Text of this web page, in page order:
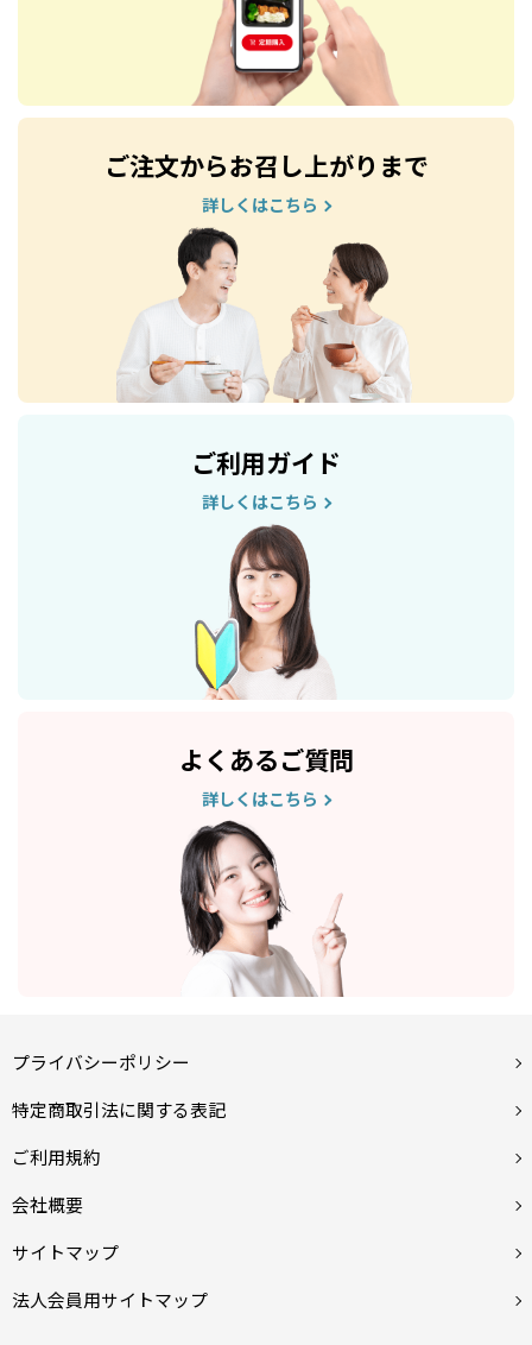
ご注文からお召し上がりまで
詳しくはこちら
ご利用ガイド
詳しくはこちら
よくあるご質問
詳しくはこちら
プライバシーポリシー
特定商取引法に関する表記
ご利用規約
会社概要
サイトマップ
法人会員用サイトマップ